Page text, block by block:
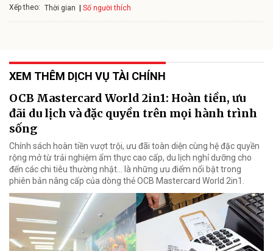
Xếp theo: Thời gian Số người thích
XEM THÊM DỊCH VỤ TÀI CHÍNH
OCB Mastercard World 2in1: Hoàn tiền, ưu
đãi du lịch và đặc quyền trên mọi hành trình
sống
Chính sách hoàn tiền vượt trội, ưu đãi toàn diện cùng hệ đặc quyền
rộng mở từ trải nghiệm ẩm thực cao cấp, du lịch nghỉ dưỡng cho
đến các chi tiêu thường nhật… là những ưu điểm nổi bật trong
phiên bản nâng cấp của dòng thẻ OCB Mastercard World 2in1.